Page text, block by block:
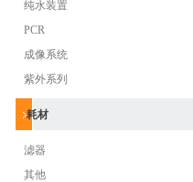
纯水装置
PCR
成像系统
紫外系列
耗材
滤器
其他